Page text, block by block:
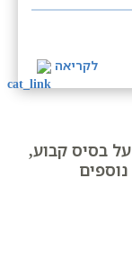
לקריאה
בסיס קבוע,